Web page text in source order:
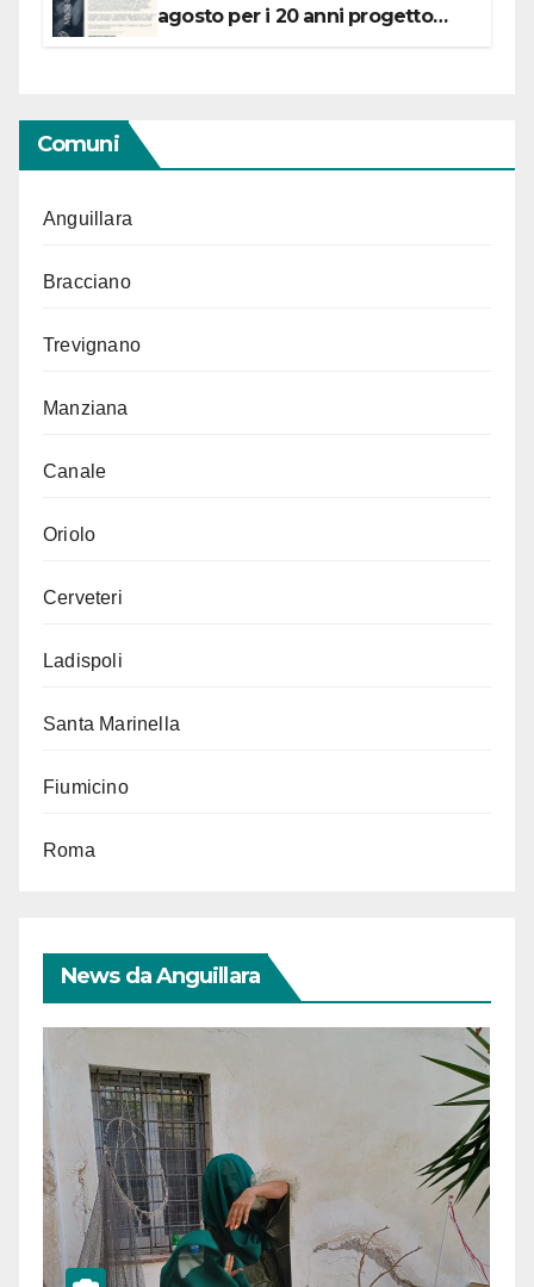
agosto per i 20 anni progetto
Comuni
Anguillara
Bracciano
Trevignano
Manziana
Canale
Oriolo
Cerveteri
Ladispoli
Santa Marinella
Fiumicino
Roma
News da Anguillara